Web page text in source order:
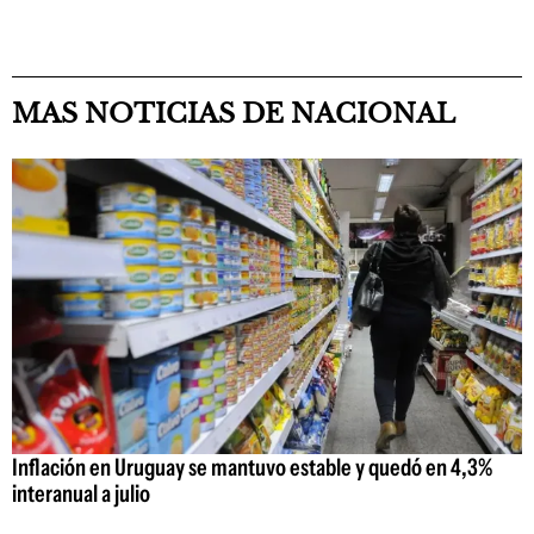
MAS NOTICIAS DE NACIONAL
Inflación en Uruguay se mantuvo estable y quedó en 4,3%
interanual a julio